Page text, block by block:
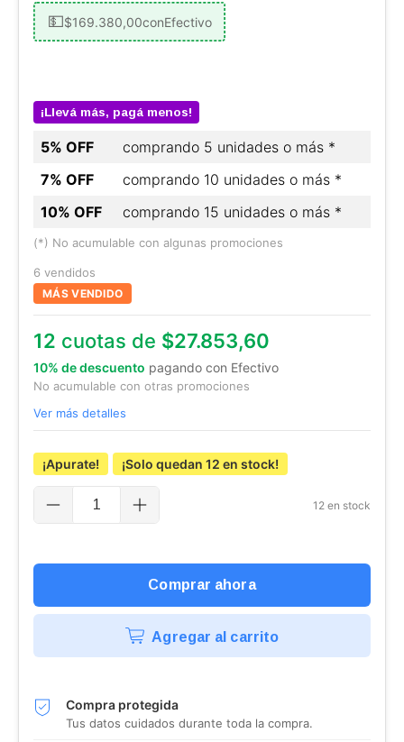
$169.380,00conEfectivo
¡Llevá más, pagá menos!
5% OFF
comprando 5 unidades o más *
7% OFF
comprando 10 unidades o más *
10% OFF
comprando 15 unidades o más *
(*) No acumulable con algunas promociones
6 vendidos
MÁS VENDIDO
12 cuotas de $27.853,60
10% de descuento pagando con Efectivo
No acumulable con otras promociones
Ver más detalles
¡Apurate! ¡Solo quedan 12 en stock!
12 en stock
Agregar al carrito
Compra protegida
Tus datos cuidados durante toda la compra.